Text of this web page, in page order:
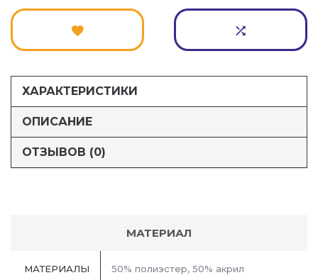
ХАРАКТЕРИСТИКИ
ОПИСАНИЕ
ОТЗЫВОВ (0)
МАТЕРИАЛ
МАТЕРИАЛЫ 50% полиэстер, 50% акрил